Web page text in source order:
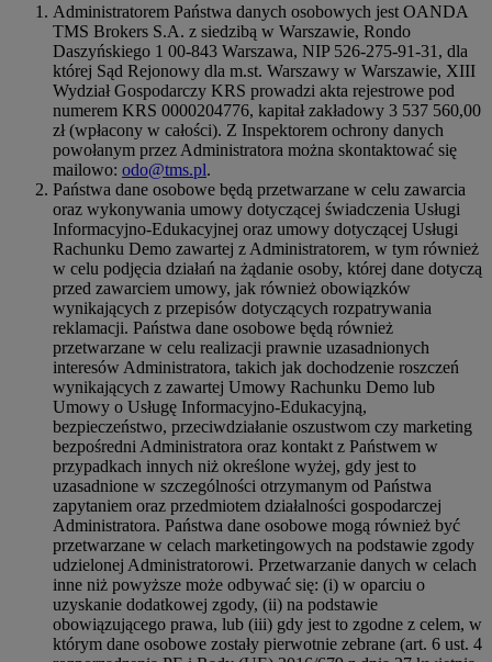
Administratorem Państwa danych osobowych jest OANDA
TMS Brokers S.A. z siedzibą w Warszawie, Rondo
Daszyńskiego 1 00-843 Warszawa, NIP 526-275-91-31, dla
której Sąd Rejonowy dla m.st. Warszawy w Warszawie, XIII
Wydział Gospodarczy KRS prowadzi akta rejestrowe pod
numerem KRS 0000204776, kapitał zakładowy 3 537 560,00
zł (wpłacony w całości). Z Inspektorem ochrony danych
powołanym przez Administratora można skontaktować się
mailowo: odo@tms.pl.
Państwa dane osobowe będą przetwarzane w celu zawarcia
oraz wykonywania umowy dotyczącej świadczenia Usługi
Informacyjno-Edukacyjnej oraz umowy dotyczącej Usługi
Rachunku Demo zawartej z Administratorem, w tym również
w celu podjęcia działań na żądanie osoby, której dane dotyczą
przed zawarciem umowy, jak również obowiązków
wynikających z przepisów dotyczących rozpatrywania
reklamacji. Państwa dane osobowe będą również
przetwarzane w celu realizacji prawnie uzasadnionych
interesów Administratora, takich jak dochodzenie roszczeń
wynikających z zawartej Umowy Rachunku Demo lub
Umowy o Usługę Informacyjno-Edukacyjną,
bezpieczeństwo, przeciwdziałanie oszustwom czy marketing
bezpośredni Administratora oraz kontakt z Państwem w
przypadkach innych niż określone wyżej, gdy jest to
uzasadnione w szczególności otrzymanym od Państwa
zapytaniem oraz przedmiotem działalności gospodarczej
Administratora. Państwa dane osobowe mogą również być
przetwarzane w celach marketingowych na podstawie zgody
udzielonej Administratorowi. Przetwarzanie danych w celach
inne niż powyższe może odbywać się: (i) w oparciu o
uzyskanie dodatkowej zgody, (ii) na podstawie
obowiązującego prawa, lub (iii) gdy jest to zgodne z celem, w
którym dane osobowe zostały pierwotnie zebrane (art. 6 ust. 4